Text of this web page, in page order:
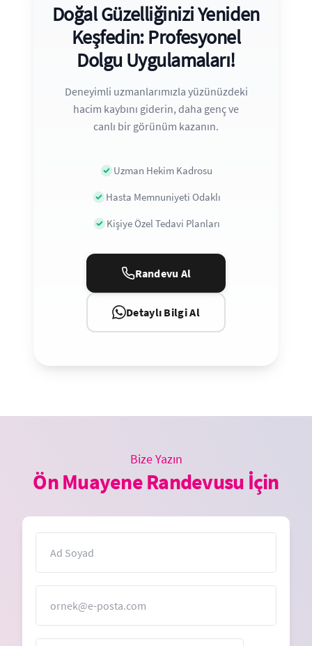
Doğal Güzelliğinizi Yeniden
Keşfedin: Profesyonel
Dolgu Uygulamaları!
Deneyimli uzmanlarımızla yüzünüzdeki
hacim kaybını giderin, daha genç ve
canlı bir görünüm kazanın.
Uzman Hekim Kadrosu
Hasta Memnuniyeti Odaklı
Kişiye Özel Tedavi Planları
Randevu Al
Detaylı Bilgi Al
Bize Yazın
Ön Muayene Randevusu İçin